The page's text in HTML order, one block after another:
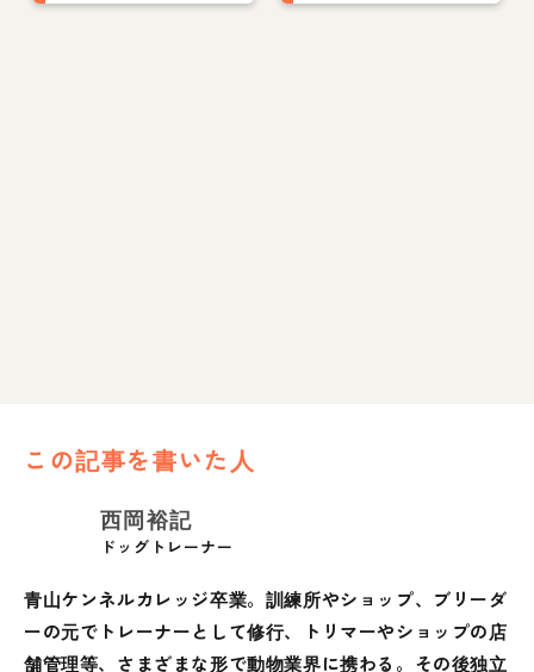
この記事を書いた人
西岡裕記
ドッグトレーナー
青山ケンネルカレッジ卒業。訓練所やショップ、ブリーダ
ーの元でトレーナーとして修行、トリマーやショップの店
舗管理等、さまざまな形で動物業界に携わる。その後独立